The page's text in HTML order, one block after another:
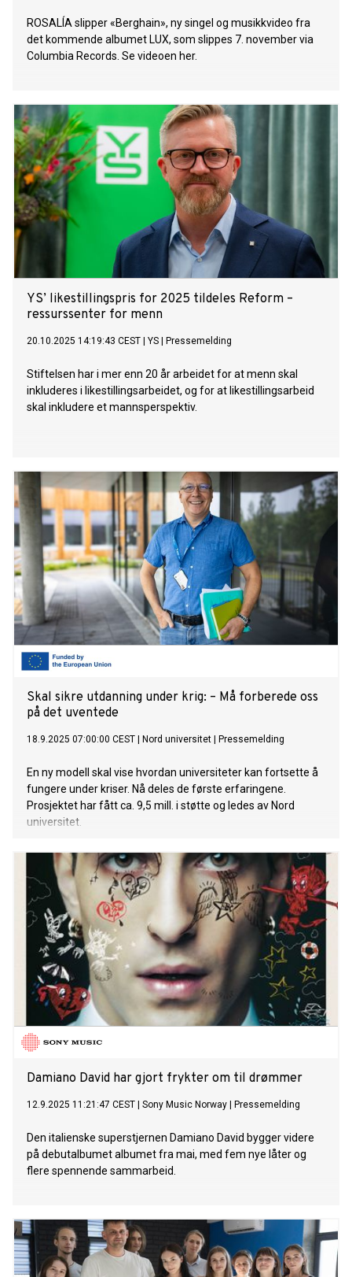
ROSALÍA slipper «Berghain», ny singel og musikkvideo fra
det kommende albumet LUX, som slippes 7. november via
Columbia Records. Se videoen her.
YS’ likestillingspris for 2025 tildeles Reform –
ressurssenter for menn
20.10.2025 14:19:43 CEST YS Pressemelding
Stiftelsen har i mer enn 20 år arbeidet for at menn skal
inkluderes i likestillingsarbeidet, og for at likestillingsarbeid
skal inkludere et mannsperspektiv.
Skal sikre utdanning under krig: – Må forberede oss
på det uventede
18.9.2025 07:00:00 CEST Nord universitet Pressemelding
En ny modell skal vise hvordan universiteter kan fortsette å
fungere under kriser. Nå deles de første erfaringene.
Prosjektet har fått ca. 9,5 mill. i støtte og ledes av Nord
universitet.
Damiano David har gjort frykter om til drømmer
12.9.2025 11:21:47 CEST Sony Music Norway Pressemelding
Den italienske superstjernen Damiano David bygger videre
på debutalbumet albumet fra mai, med fem nye låter og
flere spennende sammarbeid.